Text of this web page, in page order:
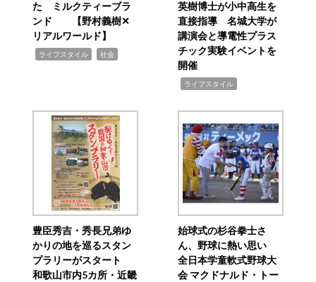
た ミルクティーブラ
ンド 【野村義樹✕
リアルワールド】
ライフスタイル 社会
英樹博士が小中高生を
直接指導 名城大学が
講演会と導電性プラス
チック実験イベントを
開催
ライフスタイル
豊臣秀吉・秀長兄弟ゆ
かりの地を巡るスタン
プラリーがスタート
和歌山市内5カ所・近畿
始球式の杉谷拳士さ
ん、野球に熱い思い
全日本学童軟式野球大
会 マクドナルド・トー